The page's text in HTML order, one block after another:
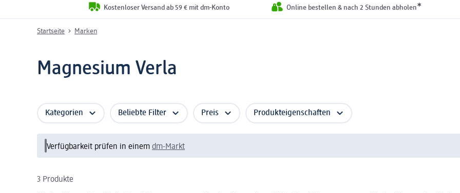
Kostenloser Versand ab 59 € mit dm-Konto Online bestellen & nach 2 Stunden abholen*
Startseite Marken
Magnesium Verla
Kategorien Beliebte Filter Preis Produkteigenschaften
Verfügbarkeit prüfen in einem dm-Markt
3 Produkte